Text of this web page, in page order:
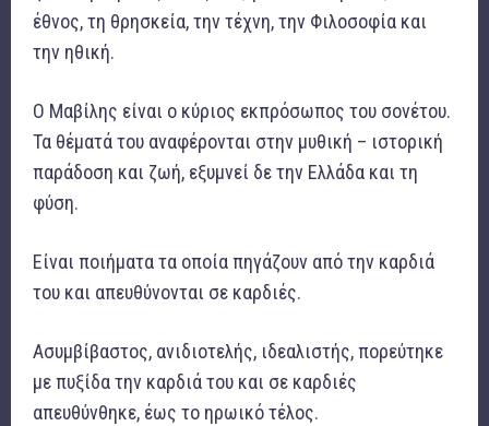
έθνος, τη θρησκεία, την τέχνη, την Φιλοσοφία και
την ηθική.
Ο Μαβίλης είναι ο κύριος εκπρόσωπος του σονέτου.
Τα θέματά του αναφέρονται στην μυθική – ιστορική
παράδοση και ζωή, εξυμνεί δε την Ελλάδα και τη
φύση.
Είναι ποιήματα τα οποία πηγάζουν από την καρδιά
του και απευθύνονται σε καρδιές.
Ασυμβίβαστος, ανιδιοτελής, ιδεαλιστής, πορεύτηκε
με πυξίδα την καρδιά του και σε καρδιές
απευθύνθηκε, έως το ηρωικό τέλος.